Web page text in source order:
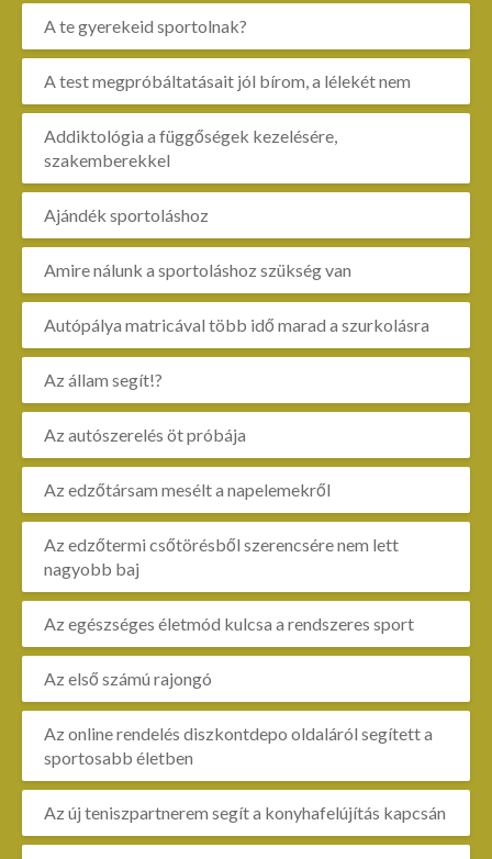
A te gyerekeid sportolnak?
A test megpróbáltatásait jól bírom, a lélekét nem
Addiktológia a függőségek kezelésére,
szakemberekkel
Ajándék sportoláshoz
Amire nálunk a sportoláshoz szükség van
Autópálya matricával több idő marad a szurkolásra
Az állam segít!?
Az autószerelés öt próbája
Az edzőtársam mesélt a napelemekről
Az edzőtermi csőtörésből szerencsére nem lett
nagyobb baj
Az egészséges életmód kulcsa a rendszeres sport
Az első számú rajongó
Az online rendelés diszkontdepo oldaláról segített a
sportosabb életben
Az új teniszpartnerem segít a konyhafelújítás kapcsán